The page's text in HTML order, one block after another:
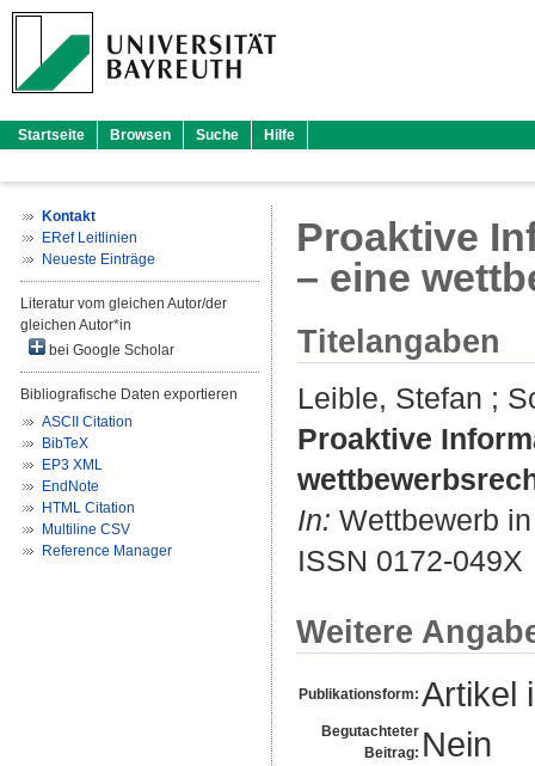
Startseite Browsen Suche Hilfe
Kontakt
ERef Leitlinien
Neueste Einträge
Literatur vom gleichen Autor/der
gleichen Autor*in
bei Google Scholar
Bibliografische Daten exportieren
ASCII Citation
BibTeX
EP3 XML
EndNote
HTML Citation
Multiline CSV
Reference Manager
Proaktive
– eine
Titelangaben
Leible, Stefan ;
Proaktive
In: Wettbewerb
ISSN 0172-049X
Weitere
Publikationsform: Artikel
Begutachteter
Beitrag: Nein